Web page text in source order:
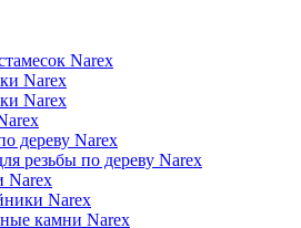
Narex
Narex
Narex
дереву Narex
резьбы по дереву Narex
Narex
Narex
камни Narex